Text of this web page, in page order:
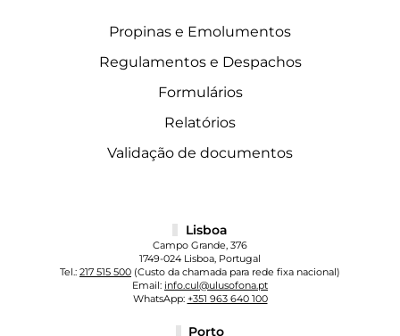
Propinas e Emolumentos
Regulamentos e Despachos
Formulários
Relatórios
Validação de documentos
Lisboa
Campo Grande, 376
1749-024 Lisboa, Portugal
Tel.: 217 515 500 (Custo da chamada para rede fixa nacional)
Email: info.cul@ulusofona.pt
WhatsApp: +351 963 640 100
Porto